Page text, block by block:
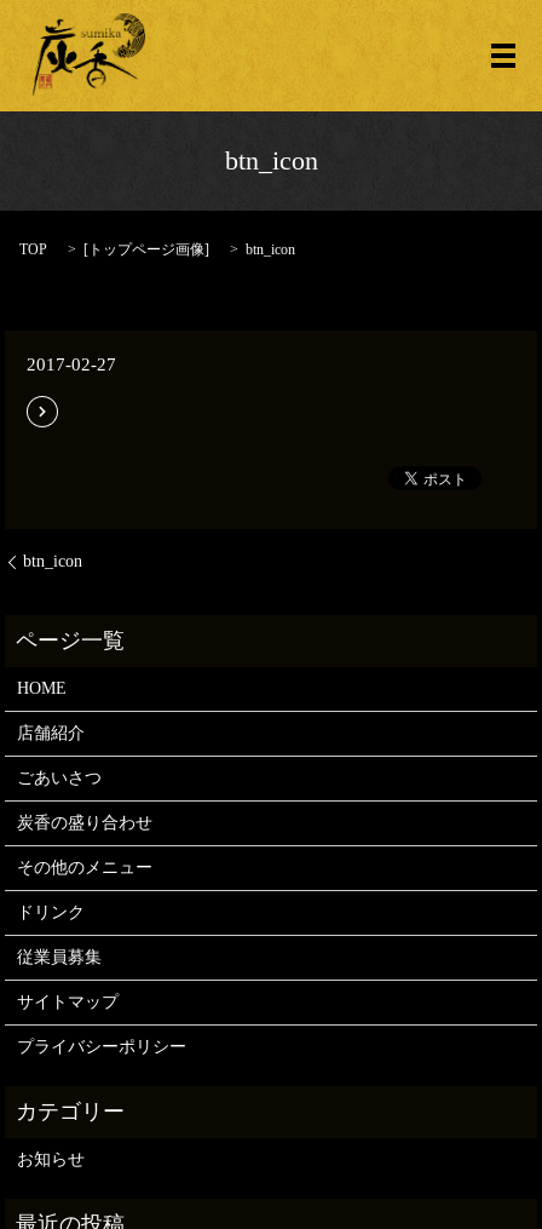
メ
btn_icon
TOP [ トップページ画像] btn_icon
2017-02-27
btn_icon
HOME
店舗紹介
ごあいさつ
炭香の盛り合わせ
その他のメニュー
ドリンク
従業員募集
サイトマップ
プライバシーポリシー
お知らせ